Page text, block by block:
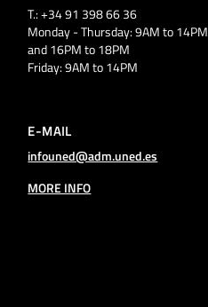
T.: +34 91 398 66 36
Monday - Thursday: 9AM to 14PM
and 16PM to 18PM
Friday: 9AM to 14PM
E-MAIL
infouned@adm.uned.es
MORE INFO